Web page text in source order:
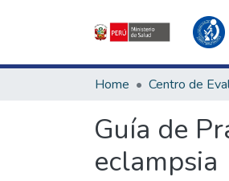
Home
Guía de
eclampsia